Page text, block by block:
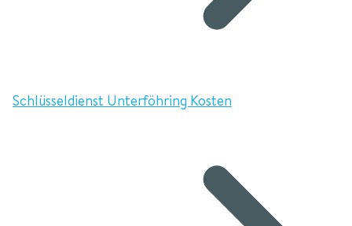
Schlüsseldienst Unterföhring Kosten